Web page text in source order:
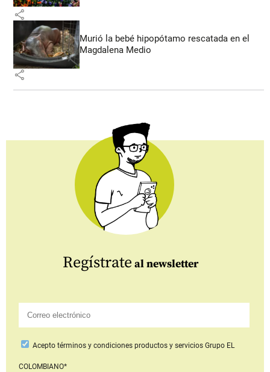
share
Murió la bebé hipopótamo rescatada en el
Magdalena Medio
share
Regístrate al newsletter
Aceptotérminos y condiciones productos y serviciosGrupo EL
COLOMBIANO*